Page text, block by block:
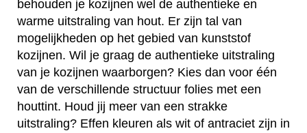
behouden je kozijnen wel de authentieke en
warme uitstraling van hout. Er zijn tal van
mogelijkheden op het gebied van kunststof
kozijnen. Wil je graag de authentieke uitstraling
van je kozijnen waarborgen? Kies dan voor één
van de verschillende structuur folies met een
houttint. Houd jij meer van een strakke
uitstraling? Effen kleuren als wit of antraciet zijn in